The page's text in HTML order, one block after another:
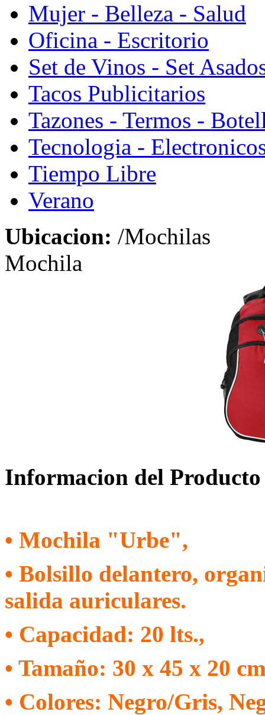
Mujer - Belleza - Salud
Oficina - Escritorio
Set de Vinos - Set
Tacos Publicitarios
Tazones - Termos -
Tecnologia -
Tiempo Libre
Verano
Ubicacion: /Mochilas
Mochila
Informacion del Producto
• Mochila "Urbe",
• Bolsillo delantero,
salida auriculares.
• Capacidad: 20 lts.,
• Tamaño: 30 x 45 x 20
• Colores: Negro/Gris,